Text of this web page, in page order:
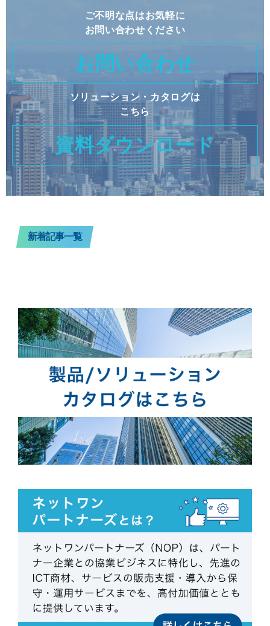
ご不明な点はお気軽に
お問い合わせください
お問い合わせ
ソリューション・カタログは
こちら
資料ダウンロード
新着記事一覧